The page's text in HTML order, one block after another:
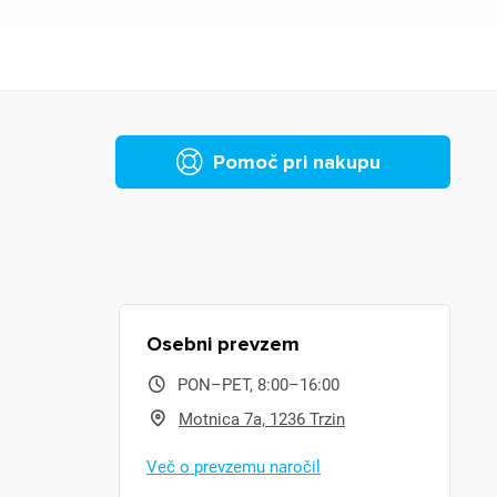
Pomoč pri nakupu
Osebni prevzem
PON–PET, 8:00–16:00
Motnica 7a, 1236 Trzin
Več o prevzemu naročil